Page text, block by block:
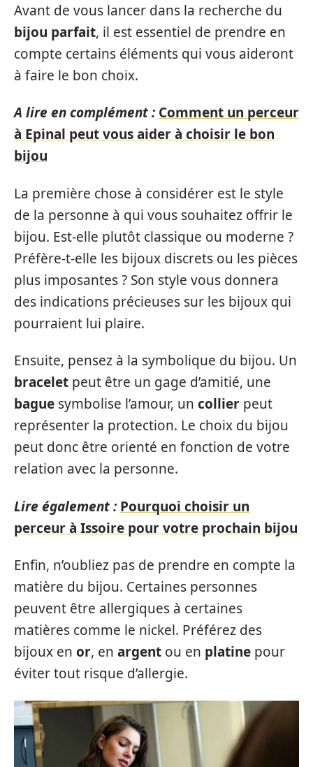
Avant de vous lancer dans la recherche du
bijou parfait, il est essentiel de prendre en
compte certains éléments qui vous aideront
à faire le bon choix.
A lire en complément : Comment un perceur
à Epinal peut vous aider à choisir le bon
bijou
La première chose à considérer est le style
de la personne à qui vous souhaitez offrir le
bijou. Est-elle plutôt classique ou moderne ?
Préfère-t-elle les bijoux discrets ou les pièces
plus imposantes ? Son style vous donnera
des indications précieuses sur les bijoux qui
pourraient lui plaire.
Ensuite, pensez à la symbolique du bijou. Un
bracelet peut être un gage d’amitié, une
bague symbolise l’amour, un collier peut
représenter la protection. Le choix du bijou
peut donc être orienté en fonction de votre
relation avec la personne.
Lire également : Pourquoi choisir un
perceur à Issoire pour votre prochain bijou
Enfin, n’oubliez pas de prendre en compte la
matière du bijou. Certaines personnes
peuvent être allergiques à certaines
matières comme le nickel. Préférez des
bijoux en or, en argent ou en platine pour
éviter tout risque d’allergie.